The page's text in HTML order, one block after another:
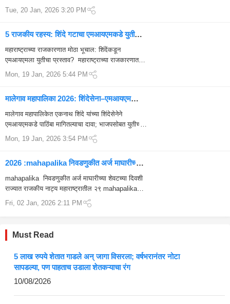
पार्टी, एमआयएम आणि काँग्रेससह नव्या युती...
Tue, 20 Jan, 2026 3:20 PM
5 राजकीय रहस्य: शिंदे गटाचा एमआयएमकडे युतीसाठी
महाराष्ट्राच्या राजकारणात मोठा भूचाल: शिंदेंकडून
एमआयएमला युतीचा प्रस्ताव? महाराष्ट्राच्या राजकारणात
महापालिका निवडणुकांनंतर एका नवीन वळणाचे संकेत दिसून
Mon, 19 Jan, 2026 5:44 PM
मालेगाव महापालिका 2026: शिंदेसेना–एमआयएम
युतीचा सनसनाटी दावा, राजकीय खळबळ
मालेगाव महापालिकेत एकनाथ शिंदे यांच्या शिंदेसेनेने
एमआयएमकडे पाठिंबा मागितल्याचा दावा; भाजपसोबत युतीच्या
चर्चेमुळे राजकीय वर्तुळात खळबळ उडाली आहे. ...
Mon, 19 Jan, 2026 3:54 PM
2026 :mahapalika निवडणुकीत अर्ज माघारीच्या
शेवटच्या दिवशी राज्यात राजकीय नाट्य
mahapalika निवडणुकीत अर्ज माघारीच्या शेवटच्या दिवशी
राज्यात राजकीय नाट्य महाराष्ट्रातील २९ mahapalika
साठी येत्या १५ जानेवारीला मतदान होणार आहे. य...
Fri, 02 Jan, 2026 2:11 PM
Must Read
5 लाख रुपये शेतात गाडले अन् जागा विसरला; वर्षभरानंतर नोटा
सापडल्या, पण पाहताच उडाला शेतकऱ्याचा रंग
10/08/2026